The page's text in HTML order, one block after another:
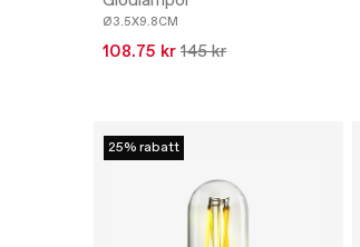
Ø3.5X9.8CM
108.75 kr 145 kr
25% rabatt